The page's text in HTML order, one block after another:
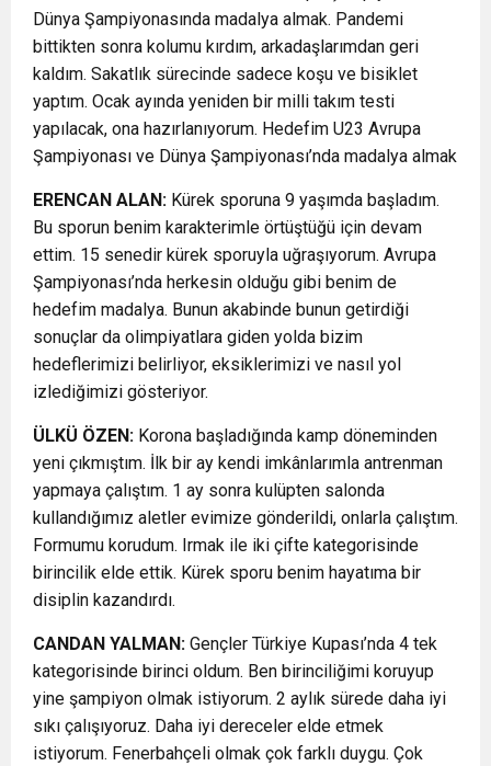
Dünya Şampiyonasında madalya almak. Pandemi
bittikten sonra kolumu kırdım, arkadaşlarımdan geri
kaldım. Sakatlık sürecinde sadece koşu ve bisiklet
yaptım. Ocak ayında yeniden bir milli takım testi
yapılacak, ona hazırlanıyorum. Hedefim U23 Avrupa
Şampiyonası ve Dünya Şampiyonası’nda madalya almak
ERENCAN ALAN: Kürek sporuna 9 yaşımda başladım.
Bu sporun benim karakterimle örtüştüğü için devam
ettim. 15 senedir kürek sporuyla uğraşıyorum. Avrupa
Şampiyonası’nda herkesin olduğu gibi benim de
hedefim madalya. Bunun akabinde bunun getirdiği
sonuçlar da olimpiyatlara giden yolda bizim
hedeflerimizi belirliyor, eksiklerimizi ve nasıl yol
izlediğimizi gösteriyor.
ÜLKÜ ÖZEN: Korona başladığında kamp döneminden
yeni çıkmıştım. İlk bir ay kendi imkânlarımla antrenman
yapmaya çalıştım. 1 ay sonra kulüpten salonda
kullandığımız aletler evimize gönderildi, onlarla çalıştım.
Formumu korudum. Irmak ile iki çifte kategorisinde
birincilik elde ettik. Kürek sporu benim hayatıma bir
disiplin kazandırdı.
CANDAN YALMAN: Gençler Türkiye Kupası’nda 4 tek
kategorisinde birinci oldum. Ben birinciliğimi koruyup
yine şampiyon olmak istiyorum. 2 aylık sürede daha iyi
sıkı çalışıyoruz. Daha iyi dereceler elde etmek
istiyorum. Fenerbahçeli olmak çok farklı duygu. Çok